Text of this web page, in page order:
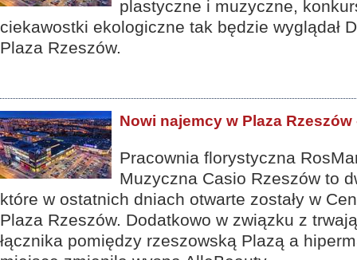
plastyczne i muzyczne,
ciekawostki ekologiczne tak będzie wyglądał
Plaza Rzeszów.
Nowi najemcy w Plaza Rzeszów
Pracownia florystyczna
Muzyczna Casio Rzeszów to
które w ostatnich dniach otwarte zostały w
Plaza Rzeszów. Dodatkowo w związku z
łącznika pomiędzy rzeszowską Plazą a